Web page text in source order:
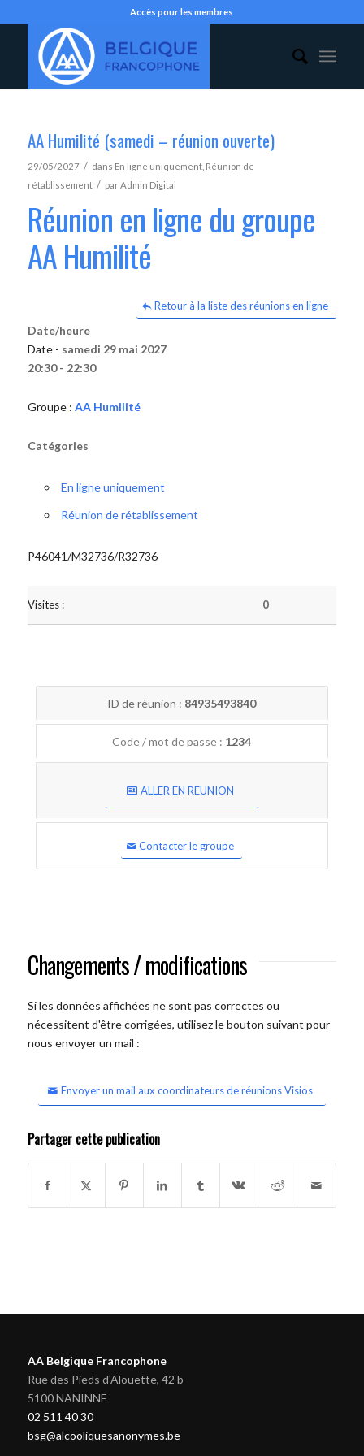
Accès pour les membres
AA Humilité (samedi – réunion ouverte)
29/05/2027 / dans En ligne uniquement, Réunion de
rétablissement / parAdmin Digital
Réunion en ligne du groupe
AA Humilité
Retour à la liste des réunions en ligne
Date/heure
Date - samedi 29 mai 2027
20:30 - 22:30
Groupe : AA Humilité
Catégories
En ligne uniquement
Réunion de rétablissement
P46041/M32736/R32736
Visites : 0
ID de réunion : 84935493840
Code / mot de passe : 1234
ALLER EN REUNION
Contacter le groupe
Changements / modifications
Si les données affichées ne sont pas correctes ou
nécessitent d'être corrigées, utilisez le bouton suivant pour
nous envoyer un mail :
Envoyer un mail aux coordinateurs de réunions Visios
Partager cette publication
AA Belgique Francophone
Rue des Pieds d'Alouette, 42 b
5100 NANINNE
02 511 40 30
bsg@alcooliquesanonymes.be